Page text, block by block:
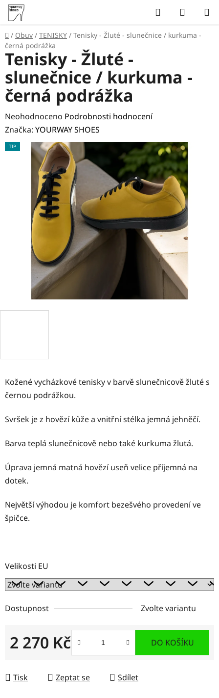
Přejít
obsah
Hledat
KOŠÍK
Domů
/ Obuv / TENISKY / Tenisky - Žluté - slunečnice / kurkuma -
černá podrážka
Kožené vycházkové tenisky v barvě slunečnicově žluté s
černou podrážkou.
Svršek je z hovězí kůže a vnitřní stélka jemná jehněčí.
Barva teplá slunečnicově nebo také kurkuma žlutá.
Úprava jemná matná hovězí useň velice příjemná na
dotek.
Největší výhodou je komfort bezešvého provedení ve
špičce.
Velikosti EU
Dostupnost Zvolte variantu
2 270 Kč DO KOŠÍKU
Tisk Zeptat se Sdílet
Tenisky - Žluté -
slunečnice / kurkuma -
černá podrážka
Průměrné
hodnocení
produktu
hvězdiček.
Neohodnoceno Podrobnosti hodnocení
Značka: YOURWAY SHOES
TIP